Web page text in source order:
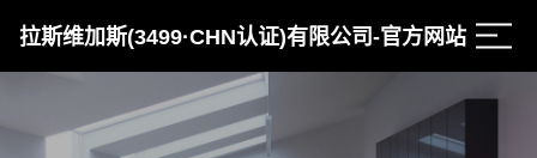
拉斯维加斯(3499·CHN认证)有限公司-官方网站